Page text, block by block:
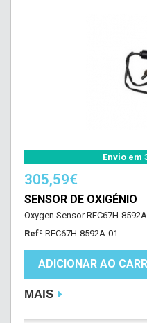
Envio em
305,59€
SENSOR DE OXIGÉNIO
Oxygen Sensor REC67H-
Refª REC67H-8592A-01
ADICIONAR AO
MAIS